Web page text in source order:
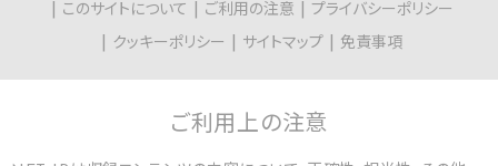
このサイトについて
ご利用の注意
プライバシーポリシー
クッキーポリシー
サイトマップ 免責事項
ご利用上の注意